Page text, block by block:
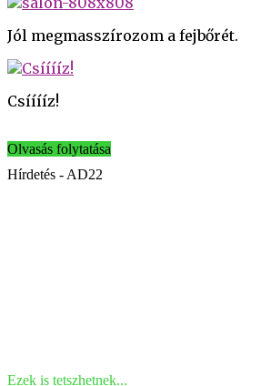
Jól megmasszírozom a fejbőrét.
Csííííz!
Olvasás folytatása
Hírdetés - AD22
Ezek is tetszhetnek...